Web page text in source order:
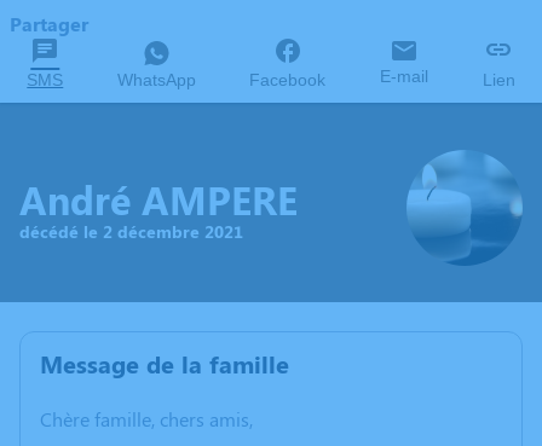
Partager
SMS WhatsApp Facebook E-mail Lien
André AMPERE
décédé le 2 décembre 2021
Message de la famille
Chère famille, chers amis,